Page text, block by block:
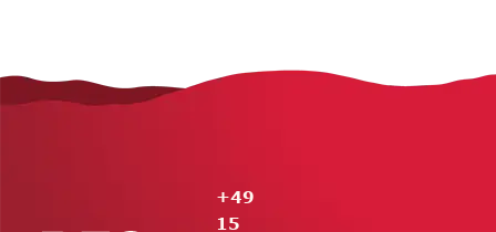
F
u
+49
15